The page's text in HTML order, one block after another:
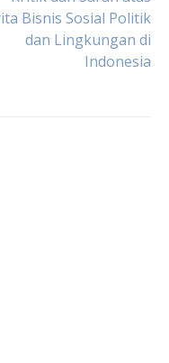
Bisnis Sosial Politik
dan Lingkungan di
Indonesia